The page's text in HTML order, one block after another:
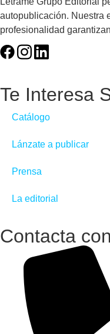
autopublicación. Nuestra
profesionalidad
Te Interesa
Catálogo
Lánzate a publicar
Prensa
La editorial
Contacta